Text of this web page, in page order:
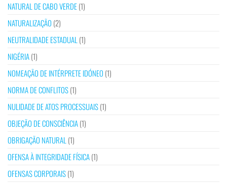
NATURAL DE CABO VERDE(1)
NATURALIZAÇÃO (2)
NEUTRALIDADE ESTADUAL (1)
NIGÉRIA(1)
NOMEAÇÃO DE INTÉRPRETE IDÓNEO (1)
NORMA DE CONFLITOS(1)
NULIDADE DE ATOS PROCESSUAIS(1)
OBJEÇÃO DE CONSCIÊNCIA(1)
OBRIGAÇÃO NATURAL (1)
OFENSA À INTEGRIDADE FÍSICA(1)
OFENSAS CORPORAIS(1)